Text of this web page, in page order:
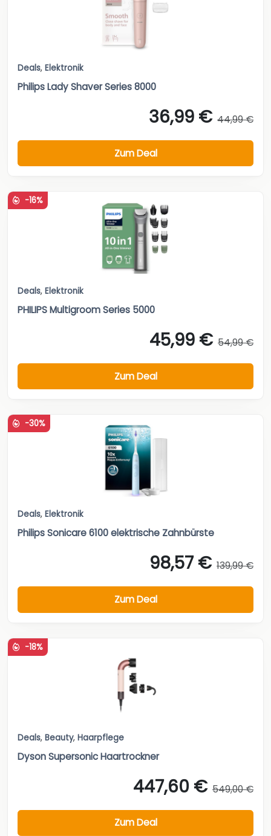
Deals, Elektronik
Philips Lady Shaver Series 8000
36,99 € 44,99 €
Zum Deal
-16%
Deals, Elektronik
PHILIPS Multigroom Series 5000
45,99 € 54,99 €
Zum Deal
-30%
Deals, Elektronik
Philips Sonicare 6100 elektrische Zahnbürste
98,57 € 139,99 €
Zum Deal
-18%
Deals, Beauty, Haarpflege
Dyson Supersonic Haartrockner
447,60 € 549,00 €
Zum Deal